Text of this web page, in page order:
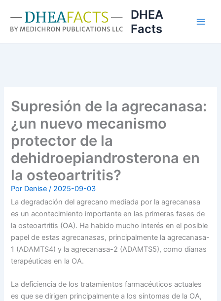
contenido
DHEA
Facts
Supresión de la agrecanasa:
¿un nuevo mecanismo
protector de la
dehidroepiandrosterona en
la osteoartritis?
Por Denise/ 2025-09-03
La degradación del agrecano mediada por la agrecanasa
es un acontecimiento importante en las primeras fases de
la osteoartritis (OA). Ha habido mucho interés en el posible
papel de estas agrecanasas, principalmente la agrecanasa-
1 (ADAMTS4) y la agrecanasa-2 (ADAMTS5), como dianas
terapéuticas en la OA.
La deficiencia de los tratamientos farmacéuticos actuales
es que se dirigen principalmente a los síntomas de la OA,